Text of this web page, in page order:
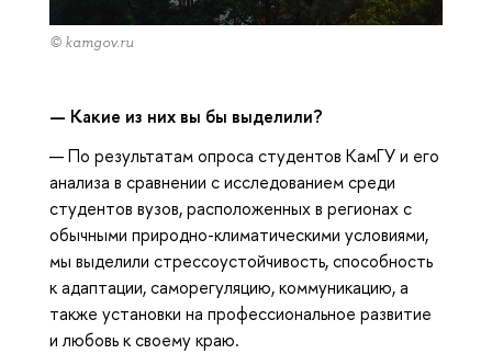
© kamgov.ru
— Какие из них вы бы выделили?
— По результатам опроса студентов КамГУ и его
анализа в сравнении с исследованием среди
студентов вузов, расположенных в регионах с
обычными природно-климатическими условиями,
мы выделили стрессоустойчивость, способность
к адаптации, саморегуляцию, коммуникацию, а
также установки на профессиональное развитие
и любовь к своему краю.